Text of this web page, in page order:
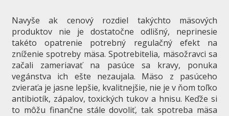
Navyše ak cenový rozdiel takýchto mäsových
produktov nie je dostatočne odlišný, neprinesie
takéto opatrenie potrebný regulačný efekt na
zníženie spotreby mäsa. Spotrebitelia, mäsožravci sa
začali zameriavať na pasúce sa kravy, ponuka
vegánstva ich ešte nezaujala. Mäso z pasúceho
zvieraťa je jasne lepšie, kvalitnejšie, nie je v ňom toľko
antibiotík, zápalov, toxických tukov a hnisu. Keďže si
to môžu finančne stále dovoliť, tak spotreba mäsa